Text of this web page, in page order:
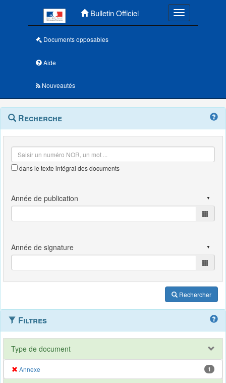
Bulletin Officiel Toggle
Documents opposables
Aide
Nouveautés
Navigation
outils
Menu
contextuel
Recherche
dans le texte intégral des documents
Rechercher
Filtres
Type de document
Annexe 1